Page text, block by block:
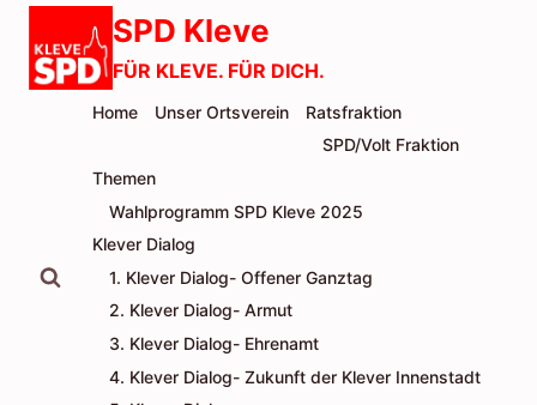
Inhalt
springen
SPD Kleve
FÜR KLEVE. FÜR DICH.
Home Unser Ortsverein
Ratsfraktion
SPD/Volt Fraktion
Themen
Wahlprogramm SPD Kleve 2025
Klever Dialog
1. Klever Dialog- Offener Ganztag
2. Klever Dialog- Armut
3. Klever Dialog- Ehrenamt
4. Klever Dialog- Zukunft der Klever Innenstadt